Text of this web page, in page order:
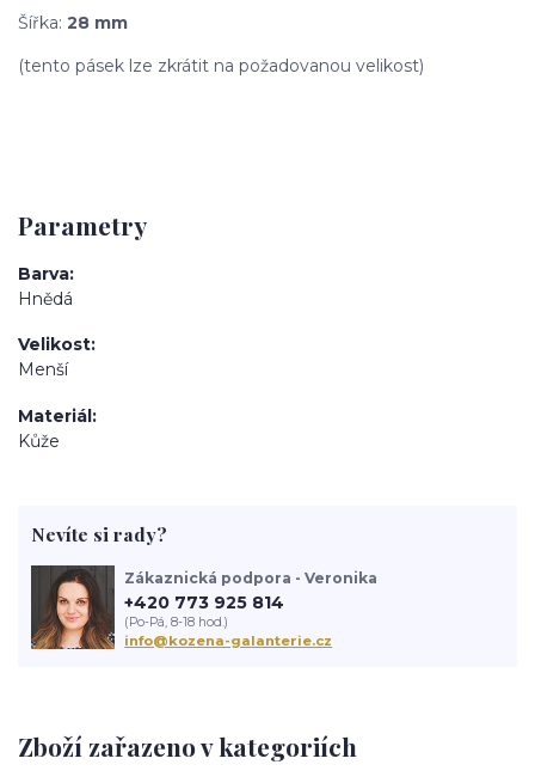
Šířka: 28 mm
(tento pásek lze zkrátit na požadovanou velikost)
Parametry
Barva
Hnědá
Velikost
Menší
Materiál
Kůže
Zboží zařazeno v kategoriích
Nevíte si rady?
Zákaznická podpora - Veronika
+420 773 925 814
(Po-Pá, 8-18 hod.)
info@kozena-galanterie.cz